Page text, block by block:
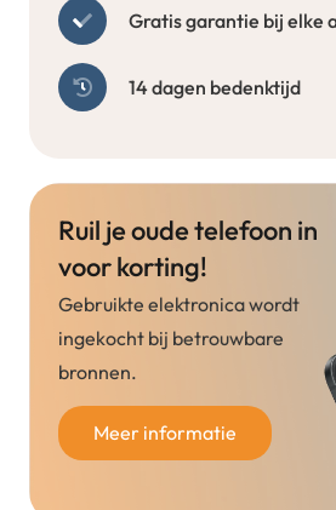
Gratis garantie bij elke
14 dagen bedenktijd
Ruil je oude telefoon in
voor korting!
Gebruikte elektronica wordt
ingekocht bij betrouwbare
bronnen.
Meer informatie